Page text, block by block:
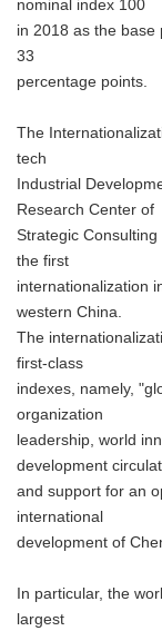
nominal index 100
in 2018 as the base
33
percentage points.
The
tech
Industrial
Research Center of
Strategic
the first
internationalization
western China.
The
first-class
indexes, namely,
organization
leadership, world
development
and support for an
international
development of
In particular, the
largest